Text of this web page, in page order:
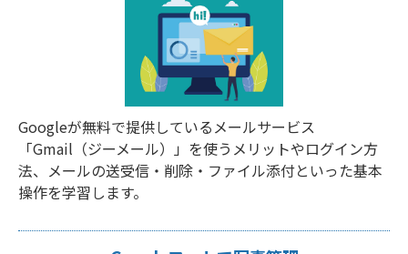
Googleが無料で提供しているメールサービス
「Gmail（ジーメール）」を使うメリットやログイン方
法、メールの送受信・削除・ファイル添付といった基本
操作を学習します。